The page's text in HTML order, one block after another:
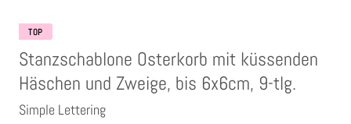
Bänder & Garn
Siegelwachs /Papierschöpfen
TOP
Stanzschablone Osterkorb mit küssenden
Häschen und Zweige, bis 6x6cm, 9-tlg.
Simple Lettering